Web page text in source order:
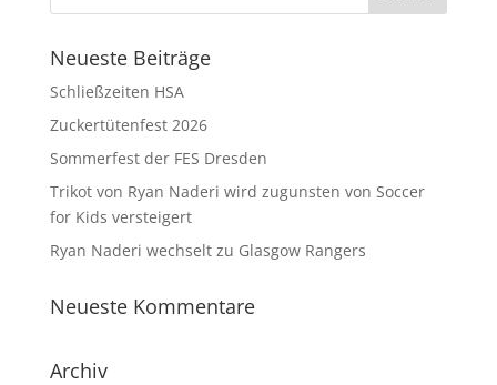
Neueste Beiträge
Schließzeiten HSA
Zuckertütenfest 2026
Sommerfest der FES Dresden
Trikot von Ryan Naderi wird zugunsten von Soccer
for Kids versteigert
Ryan Naderi wechselt zu Glasgow Rangers
Neueste Kommentare
Archiv